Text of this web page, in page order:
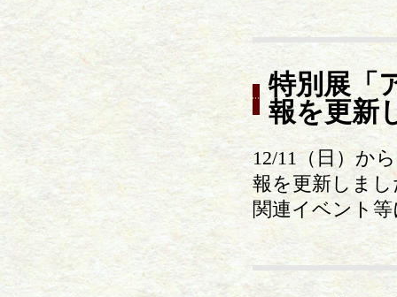
特別展「
報を更新
12/11（日）か
報を更新しま
関連イベント